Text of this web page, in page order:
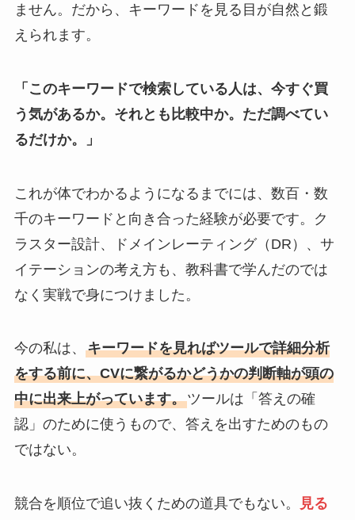
ません。だから、キーワードを見る目が自然と鍛
えられます。
「このキーワードで検索している人は、今すぐ買
う気があるか。それとも比較中か。ただ調べてい
るだけか。」
これが体でわかるようになるまでには、数百・数
千のキーワードと向き合った経験が必要です。ク
ラスター設計、ドメインレーティング（DR）、サ
イテーションの考え方も、教科書で学んだのでは
なく実戦で身につけました。
今の私は、 キーワードを見ればツールで詳細分析
をする前に、CVに繋がるかどうかの判断軸が頭の
中に出来上がっています。ツールは「答えの確
認」のために使うもので、答えを出すためのもの
ではない。
競合を順位で追い抜くための道具でもない。
見る